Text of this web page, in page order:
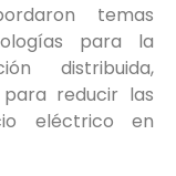
temas
para la
distribuida,
reducir las
eléctrico en